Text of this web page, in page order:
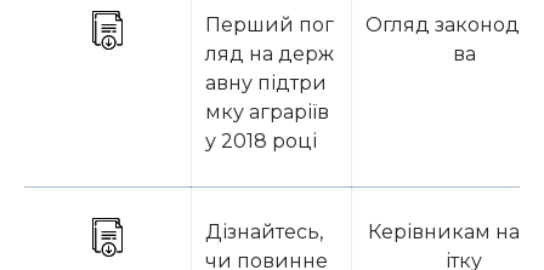
Перший пог
ляд на держ
авну підтри
мку аграріїв
у 2018 році
Огляд
ва
Дізнайтесь,
чи повинне
Керівникам на
ітку